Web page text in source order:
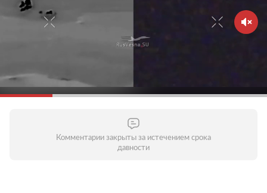
Комментарии закрыты за истечением срока
давности